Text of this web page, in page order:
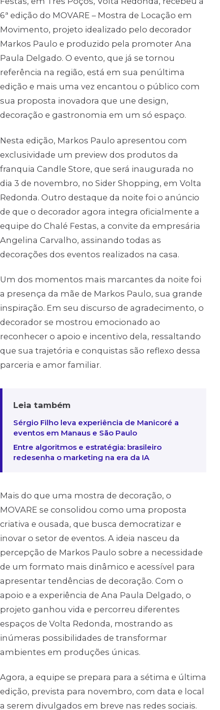
6ª edição do MOVARE – Mostra de Locação em
Movimento, projeto idealizado pelo decorador
Markos Paulo e produzido pela promoter Ana
Paula Delgado. O evento, que já se tornou
referência na região, está em sua penúltima
edição e mais uma vez encantou o público com
sua proposta inovadora que une design,
decoração e gastronomia em um só espaço.
Nesta edição, Markos Paulo apresentou com
exclusividade um preview dos produtos da
franquia Candle Store, que será inaugurada no
dia 3 de novembro, no Sider Shopping, em Volta
Redonda. Outro destaque da noite foi o anúncio
de que o decorador agora integra oficialmente a
equipe do Chalé Festas, a convite da empresária
Angelina Carvalho, assinando todas as
decorações dos eventos realizados na casa.
Um dos momentos mais marcantes da noite foi
a presença da mãe de Markos Paulo, sua grande
inspiração. Em seu discurso de agradecimento, o
decorador se mostrou emocionado ao
reconhecer o apoio e incentivo dela, ressaltando
que sua trajetória e conquistas são reflexo dessa
parceria e amor familiar.
Leia também
Sérgio Filho leva experiência de Manicoré a
eventos em Manaus e São Paulo
Entre algoritmos e estratégia: brasileiro
redesenha o marketing na era da IA
Mais do que uma mostra de decoração, o
MOVARE se consolidou como uma proposta
criativa e ousada, que busca democratizar e
inovar o setor de eventos. A ideia nasceu da
percepção de Markos Paulo sobre a necessidade
de um formato mais dinâmico e acessível para
apresentar tendências de decoração. Com o
apoio e a experiência de Ana Paula Delgado, o
projeto ganhou vida e percorreu diferentes
espaços de Volta Redonda, mostrando as
inúmeras possibilidades de transformar
ambientes em produções únicas.
Agora, a equipe se prepara para a sétima e última
edição, prevista para novembro, com data e local
a serem divulgados em breve nas redes sociais.